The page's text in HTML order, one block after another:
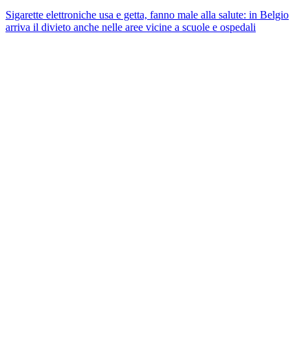
Sigarette elettroniche usa e getta, fanno male alla salute: in Belgio
arriva il divieto anche nelle aree vicine a scuole e ospedali